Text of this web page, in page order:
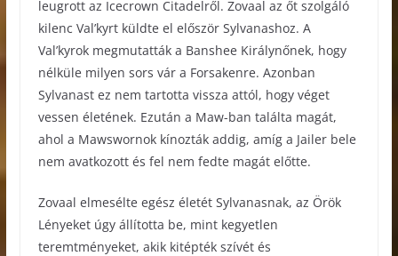
leugrott az Icecrown Citadelről. Zovaal az őt szolgáló
kilenc Val’kyrt küldte el először Sylvanashoz. A
Val’kyrok megmutatták a Banshee Királynőnek, hogy
nélküle milyen sors vár a Forsakenre. Azonban
Sylvanast ez nem tartotta vissza attól, hogy véget
vessen életének. Ezután a Maw-ban találta magát,
ahol a Mawswornok kínozták addig, amíg a Jailer bele
nem avatkozott és fel nem fedte magát előtte.
Zovaal elmesélte egész életét Sylvanasnak, az Örök
Lényeket úgy állította be, mint kegyetlen
teremtményeket, akik kitépték szívét és